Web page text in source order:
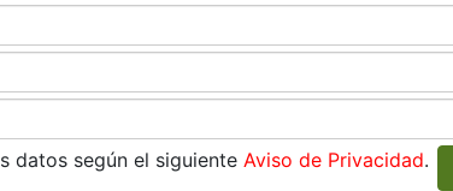
datos según el siguiente Aviso de Privacidad.